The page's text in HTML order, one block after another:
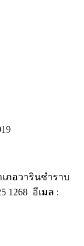
ภอวารินชำราบ
1268 อีเมล :